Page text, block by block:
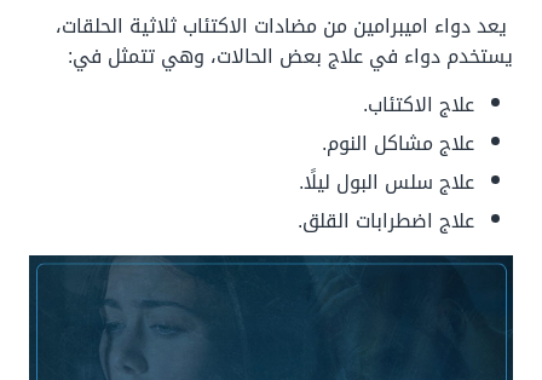
يعد دواء اميبرامين من مضادات الاكتئاب ثلاثية الحلقات،
يستخدم دواء في علاج بعض الحالات، وهي تتمثل في:
علاج الاكتئاب.
علاج مشاكل النوم.
علاج سلس البول ليلًا.
علاج اضطرابات القلق.